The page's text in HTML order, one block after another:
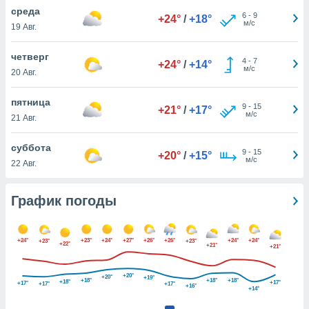
вы
установки
веб-
или
среда
19 Авг.
+24° / +18° 6- 9
м/с
четверг
20 Авг.
+24° / +14° 4- 7
м/с
пятница
21 Авг.
+21° / +17° 9- 15
м/с
суббота
22 Авг.
+20° / +15° 9- 15
м/с
График погоды
+24° +23° +22°
+23° +24° +27° +26° +26° +23°
+21°
+24°
+24°
+21°
+17° +17° +18° +18°
+20° +20°
+19°
+17°
+16°
+18°
+18°
+14°
+17°